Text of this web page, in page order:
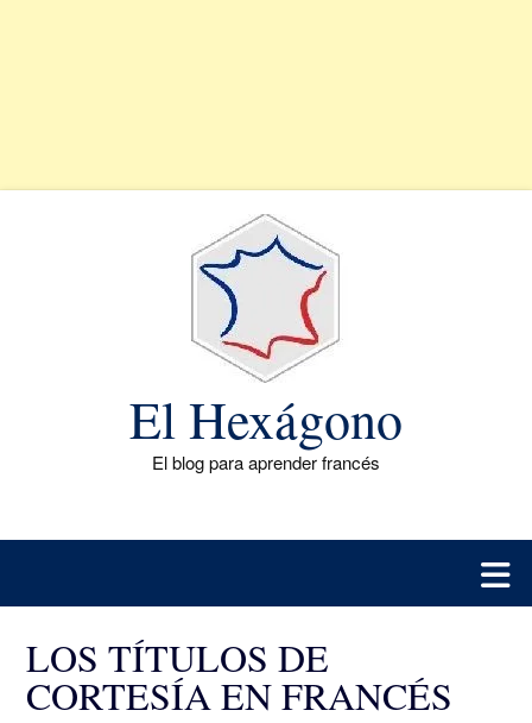
El Hexágono
El blog para aprender francés
LOS TÍTULOS DE
CORTESÍA EN FRANCÉS